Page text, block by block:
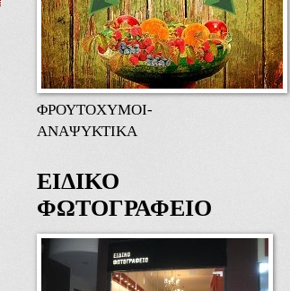
ΦΡΟΥΤΟΧΥΜΟΙ-
ΑΝΑΨΥΚΤΙΚΑ
ΕΙΔΙΚΟ
ΦΩΤΟΓΡΑΦΕΙΟ